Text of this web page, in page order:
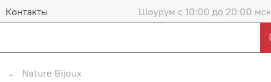
Контакты Шоурум с 10:00 до 20:00 мск
Nature Bijoux